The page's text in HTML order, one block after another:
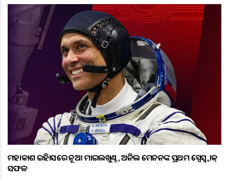
ମହାକାଶ ଇତିହାସରେ ନୂଆ ମାଇଲଖୁଣ୍ଟ, ଅନିଲ ମେନନଙ୍କ ପ୍ରଥମ ସ୍ପେସ୍ୱ୍ୱାକ୍
ସଫଳ